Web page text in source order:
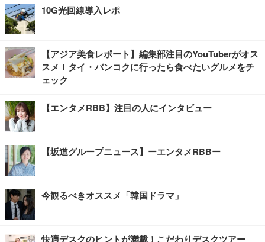
10G光回線導入レポ
【アジア美食レポート】編集部注目のYouTuberがオス
スメ！タイ・バンコクに行ったら食べたいグルメをチ
ェック
【エンタメRBB】注目の人にインタビュー
【坂道グループニュース】ーエンタメRBBー
今観るべきオススメ「韓国ドラマ」
快適デスクのヒントが満載！こだわりデスクツアー